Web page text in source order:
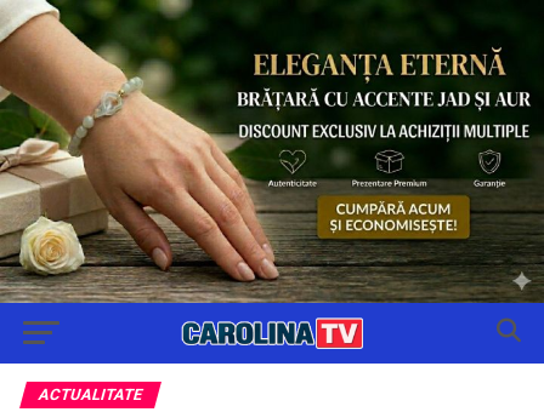
ACTUALITATE